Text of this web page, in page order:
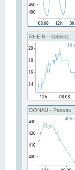
RHEIN - Koblenz
DONAU - Passau